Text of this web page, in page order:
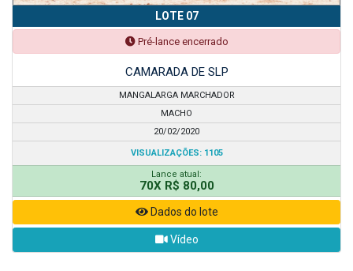
LOTE 07
Pré-lance encerrado
CAMARADA DE SLP
MANGALARGA MARCHADOR
MACHO
20/02/2020
VISUALIZAÇÕES: 1105
Lance atual:
70X R$ 80,00
Dados do lote
Vídeo